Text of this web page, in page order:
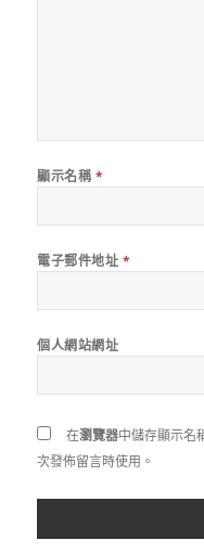
顯示名稱 *
電子郵件地址 *
個人網站網址
在瀏覽器中儲存顯示名
次發佈留言時使用。